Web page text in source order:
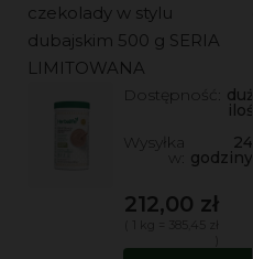
czekolady w stylu
dubajskim 500 g SERIA
LIMITOWANA
Dostępność: duża
ilość
Wysyłka
w:
24
godziny
212,00 zł